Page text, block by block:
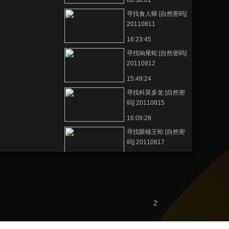
寻找食人蟒 [自然密码]
20110811
16:23:45
寻找响尾蛇 [自然密码]
20110812
15:49:24
寻找科莫多龙 [自然密
码] 20110815
16:09:28
寻找眼镜王蛇 [自然密
码] 20110817
20110820
2